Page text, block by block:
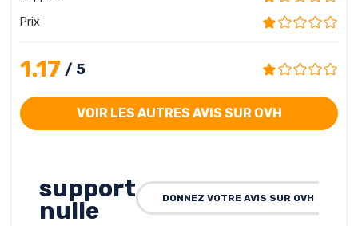
Prix
1.17 / 5
VOIR LES AUTRES AVIS SUR OVH
support
nulle DONNEZ VOTRE AVIS SUR OVH